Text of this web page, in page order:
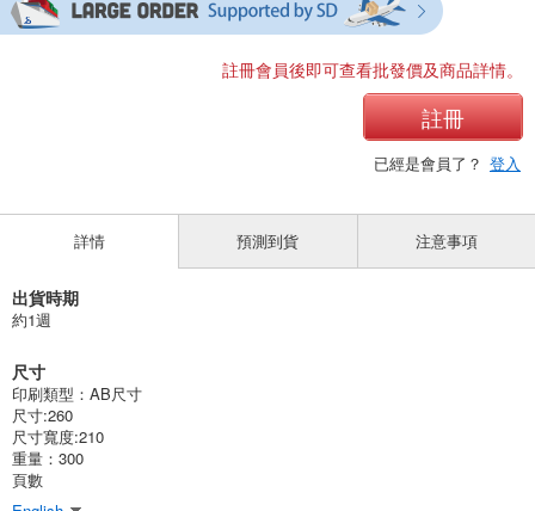
註冊會員後即可查看批發價及商品詳情。
註冊
已經是會員了？ 登入
詳情
出貨時期
約1週
尺寸
印刷類型：AB尺寸
尺寸:260
尺寸寬度:210
重量：300
頁數
預測到貨 注意事項